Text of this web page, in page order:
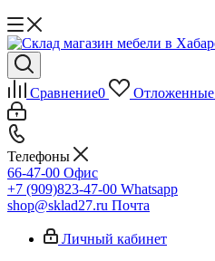
Сравнение0 Отложенные
Телефоны
66-47-00 Офис
+7 (909)823-47-00 Whatsapp
shop@sklad27.ru Почта
Личный кабинет